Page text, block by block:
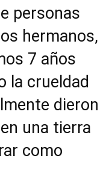
personas
hermanos,
7 años
la crueldad
dieron
una tierra
como